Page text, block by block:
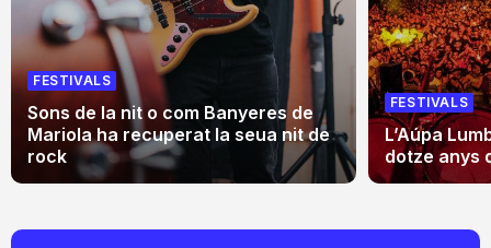
FESTIVALS
Sons de la nit o com Banyeres de
Mariola ha recuperat la seua nit de
rock
FESTIVALS
L’Aúpa
dotze anys